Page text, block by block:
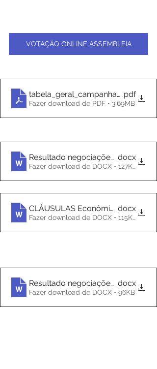
VOTAÇÃO ONLINE ASSEMBLEIA
tabela_geral_campanha_2024 (1)
.pdf
Fazer download de PDF • 3.69MB
Resultado negociações BANCO DO
.docx
Fazer download de DOCX • 127KB
CLÁUSULAS .docx
Fazer download de DOCX • 115KB
Resultado negociações CAIXA
.docx
Fazer download de DOCX • 96KB